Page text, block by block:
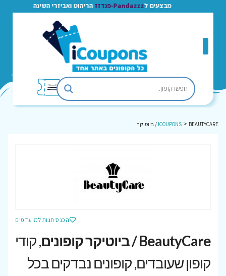
מבצעים ל Pandazzz-פנדזז הריהוט ואביזרי השינה
ICOUPONS > BEAUTYCARE / ביוטיקר
הכנס חנות למועדפים
BeautyCare / ביוטיקר קופונים
, קודי
קופון שעובדים, קופונים נבדקים בכל